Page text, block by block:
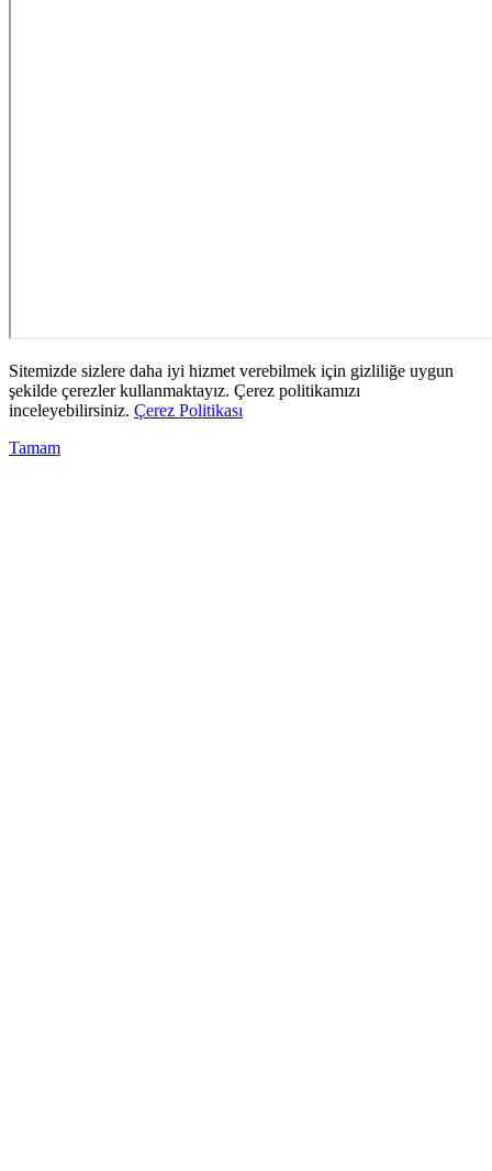
Sitemizde sizlere daha iyi hizmet verebilmek için gizliliğe uygun
şekilde çerezler kullanmaktayız. Çerez politikamızı
inceleyebilirsiniz. Çerez Politikası
Tamam